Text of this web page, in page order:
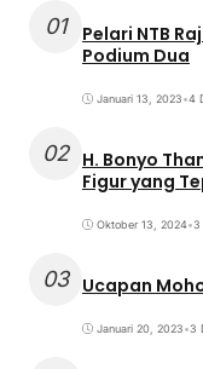
01
Pelari NTB
Podium Dua
Januari 13, 2023•4
02 H. Bonyo Thamrin
Figur yang
Oktober 13, 2024•3
03 Ucapan
Januari 20, 2023•3